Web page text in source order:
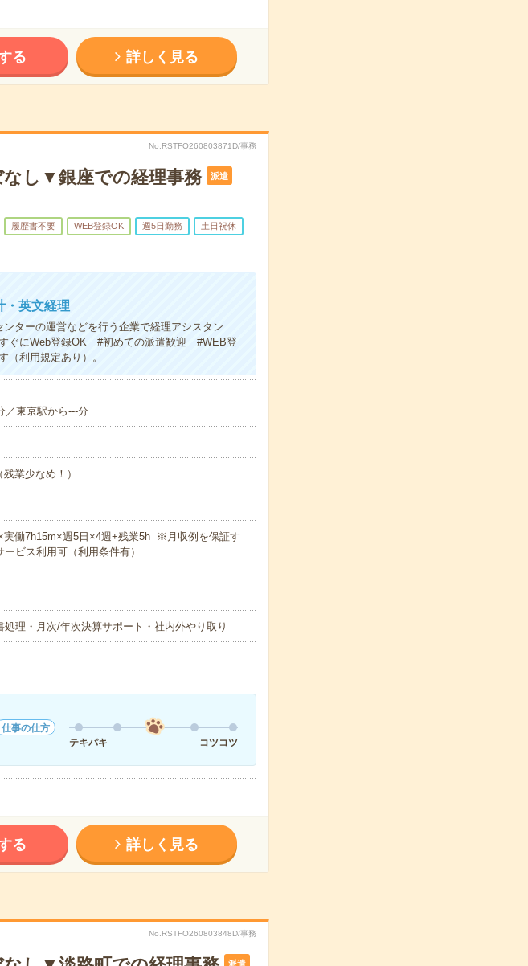
る 詳しく見る
No.RSTFO260803871D/事務
なし▼銀座での経理事務 派遣
履歴書不要 WEB登録OK 週5日勤務 土日祝休
・英文経理
ターの運営などを行う企業で経理アシスタン
ぐにWeb登録OK #初めての派遣歓迎 #WEB登
利用規定あり）。
／東京駅から---分
業少なめ！）
働7h15m×週5日×4週+残業5h ※月収例を保証す
ビス利用可（利用条件有）
理・月次/年次決算サポート・社内外やり取り
仕事の仕方
テキパキ
コツコツ
る 詳しく見る
No.RSTFO260803848D/事務
派遣